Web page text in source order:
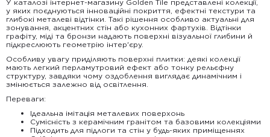
У каталозі інтернет-магазину Golden Tile представлені колекції,
у яких поєднуються інноваційні покриття, ефектні текстури та
глибокі металеві відтінки. Такі рішення особливо актуальні для
зонування, акцентних стін або кухонних фартухів. Відтінки
графіту, міді та бронзи надають поверхні візуальної глибини й
підкреслюють геометрію інтер'єру.
Особливу увагу приділяють поверхні плитки: деякі колекції
мають легкий перламутровий ефект або тонку рельєфну
структуру, завдяки чому оздоблення виглядає динамічним і
змінюється залежно від освітлення.
Переваги:
Ідеальна імітація металевих поверхонь
Сумісність з керамічним гранітом та базовими колекціями
Підходить для підлоги та стін у будь-яких приміщеннях